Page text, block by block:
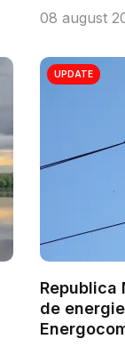
persoa...
08 august
UPDATE
Republica
de